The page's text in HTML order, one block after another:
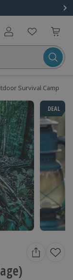
Benutzerkonto
Survival Camp (2
DEAL